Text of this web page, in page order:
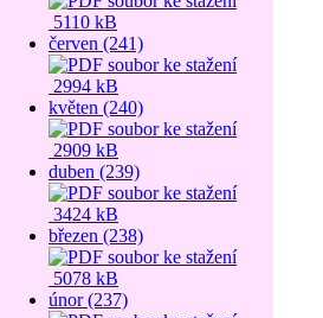
5110 kB
červen (241)
2994 kB
květen (240)
2909 kB
duben (239)
3424 kB
březen (238)
5078 kB
únor (237)